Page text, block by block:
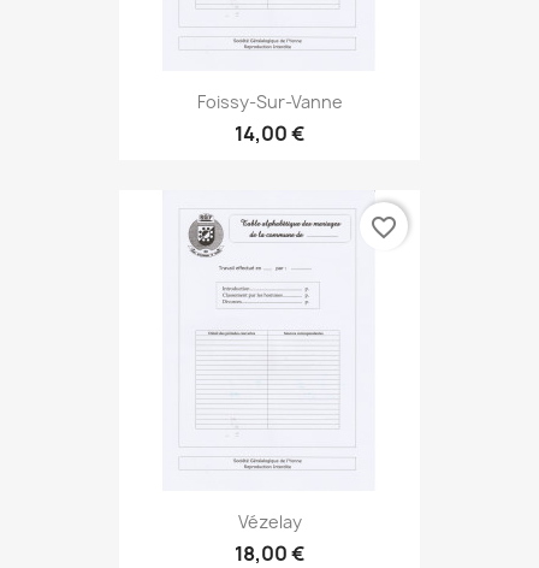
Foissy-Sur-Vanne
14,00 €
Vézelay
18,00 €
favorite_border